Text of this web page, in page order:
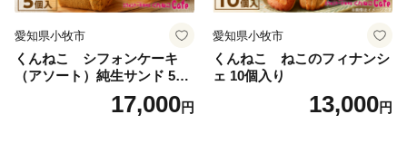
愛知県小牧市
くんねこ シフォンケーキ
（アソート）純生サンド 5個
17,000円
愛知県小牧市
くんねこ ねこのフィナンシ
ェ 10個入り
13,000円